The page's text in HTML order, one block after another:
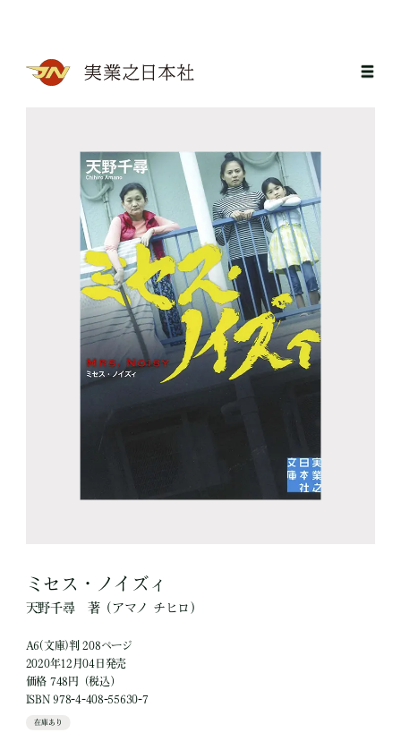
ミセス・ノイズィ
天野千尋 著（アマノ チヒロ）
A6(文庫)判 208ページ
2020年12月04日発売
価格 748円（税込）
ISBN 978-4-408-55630-7
在庫あり